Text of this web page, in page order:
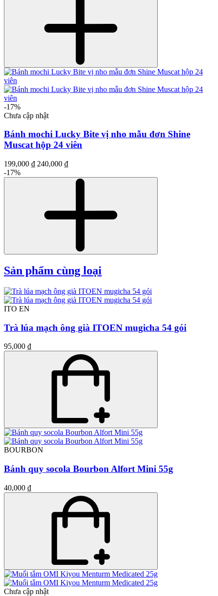
-17%
Chưa cập nhật
Bánh mochi Lucky Bite vị nho mẫu đơn Shine
Muscat hộp 24 viên
199,000 ₫ 240,000 ₫
-17%
Sản phẩm cùng loại
ITO EN
Trà lúa mạch ông già ITOEN mugicha 54 gói
95,000 ₫
BOURBON
Bánh quy socola Bourbon Alfort Mini 55g
40,000 ₫
Chưa cập nhật